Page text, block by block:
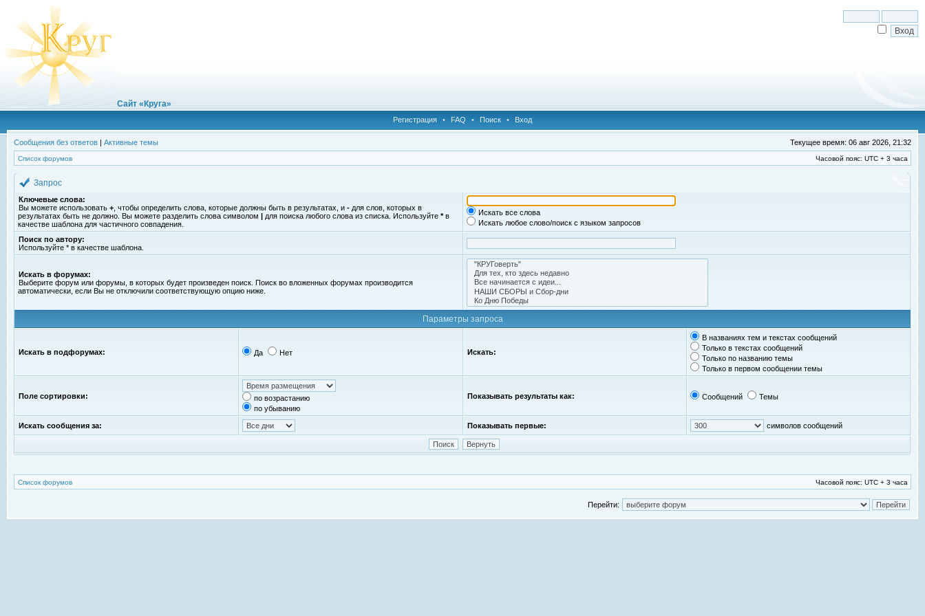
Сайт «Круга»
Регистрация • FAQ • Поиск • Вход
Сообщения без ответов | Активные темы Текущее время: 06 авг 2026, 21:32
Список форумов Часовой пояс: UTC + 3 часа
Запрос
Ключевые слова:
Вы можете использовать + , чтобы определить слова, которые должны быть в результатах, и - для слов, которых в
результатах быть не должно. Вы можете разделить слова символом | для поиска любого слова из списка. Используйте *в
качестве шаблона для частичного совпадения.
Искать все слова
Искать любое слово/поиск с языком запросов
Поиск по автору:
Используйте * в качестве шаблона.
Искать в форумах:
Выберите форум или форумы, в которых будет произведен поиск. Поиск во вложенных форумах производится
автоматически, если Вы не отключили соответствующую опцию ниже.
Параметры запроса
Искать в подфорумах: Да Нет Искать:
В названиях тем и текстах сообщений
Только в текстах сообщений
Только по названию темы
Только в первом сообщении темы
Поле сортировки:
по возрастанию
по убыванию
Показывать результаты как: Сообщений Темы
Искать сообщения за: Показывать первые: символов сообщений
Список форумов Часовой пояс: UTC + 3 часа
Перейти: